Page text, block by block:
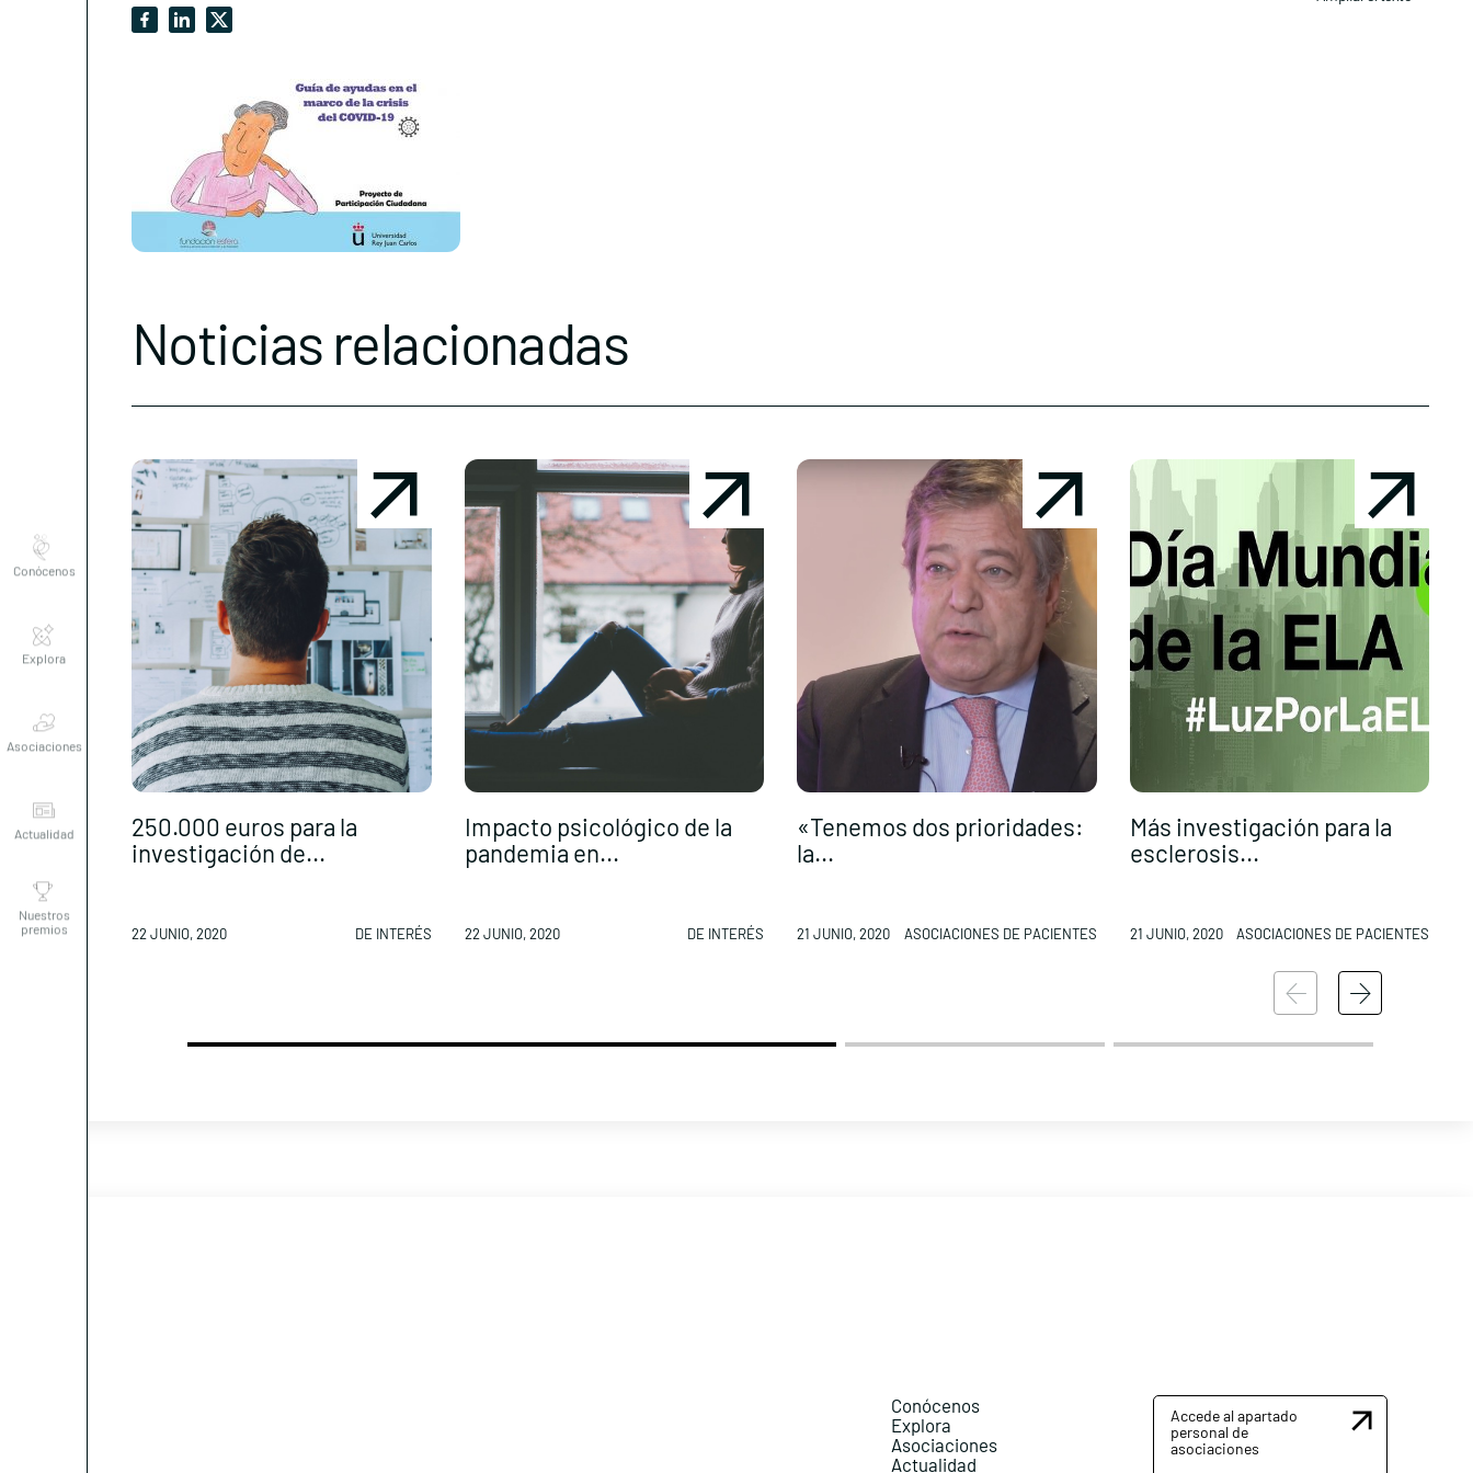
Conócenos
Explora
Asociaciones
Actualidad
Nuestros
premios
Noticias relacionadas
250.000 euros para la
investigación de...
22 JUNIO, 2020 DE INTERÉS
Impacto psicológico de la
pandemia en...
22 JUNIO, 2020 DE INTERÉS
«Tenemos dos prioridades:
la...
21 JUNIO, 2020 ASOCIACIONES DE PACIENTES
Más investigación para la
esclerosis...
21 JUNIO, 2020 ASOCIACIONES DE PACIENTES
Conócenos
Explora
Asociaciones
Actualidad
Accede al apartado
personal de
asociaciones